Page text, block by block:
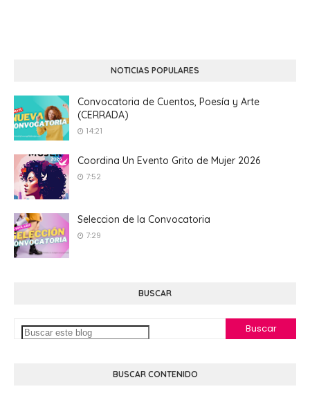
NOTICIAS POPULARES
Convocatoria de Cuentos, Poesía y Arte
(CERRADA)
14:21
Coordina Un Evento Grito de Mujer 2026
7:52
Seleccion de la Convocatoria
7:29
BUSCAR
BUSCAR CONTENIDO